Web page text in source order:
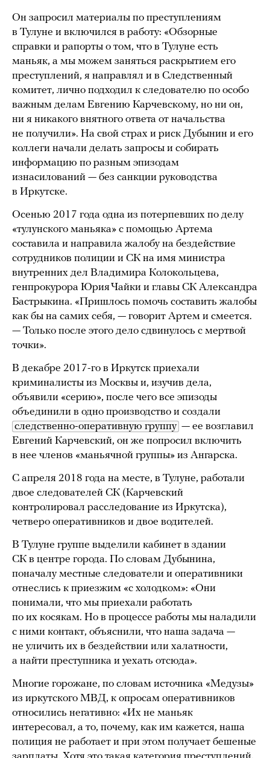
Он запросил материалы по преступлениям
в Тулуне и включился в работу: «Обзорные
справки и рапорты о том, что в Тулуне есть
маньяк, а мы можем заняться раскрытием его
преступлений, я направлял и в Следственный
комитет, лично подходил к следователю по особо
важным делам Евгению Карчевскому, но ни он,
ни я никакого внятного ответа от начальства
не получили». На свой страх и риск Дубынин и его
коллеги начали делать запросы и собирать
информацию по разным эпизодам
изнасилований — без санкции руководства
в Иркутске.
Осенью 2017 года одна из потерпевших по делу
«тулунского маньяка» с помощью Артема
составила и направила жалобу на бездействие
сотрудников полиции и СК на имя министра
внутренних дел Владимира Колокольцева,
генпрокурора Юрия Чайки и главы СК Александра
Бастрыкина. «Пришлось помочь составить жалобы
как бы на самих себя, — говорит Артем и смеется.
— Только после этого дело сдвинулось с мертвой
точки».
В декабре 2017-го в Иркутск приехали
криминалисты из Москвы и, изучив дела,
объявили «серию», после чего все эпизоды
объединили в одно производство и создали
следственно-оперативную группу — ее возглавил
Евгений Карчевский, он же попросил включить
в нее членов «маньячной группы» из Ангарска.
С апреля 2018 года на месте, в Тулуне, работали
двое следователей СК (Карчевский
контролировал расследование из Иркутска),
четверо оперативников и двое водителей.
В Тулуне группе выделили кабинет в здании
СК в центре города. По словам Дубынина,
поначалу местные следователи и оперативники
отнеслись к приезжим «с холодком»: «Они
понимали, что мы приехали работать
по их косякам. Но в процессе работы мы наладили
с ними контакт, объяснили, что наша задача —
не уличить их в бездействии или халатности,
а найти преступника и уехать отсюда».
Многие горожане, по словам источника «Медузы»
из иркутского МВД, к опросам оперативников
относились негативно: «Их не маньяк
интересовал, а то, почему, как им кажется, наша
полиция не работает и при этом получает бешеные